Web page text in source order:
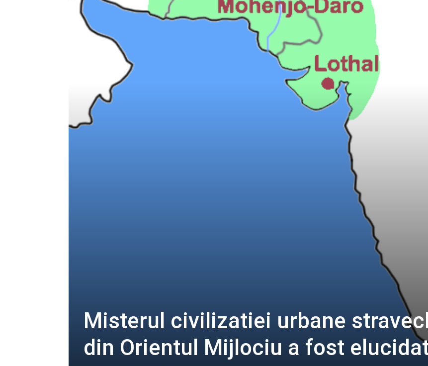
Misterul civilizatiei urbane
din Orientul Mijlociu a fost